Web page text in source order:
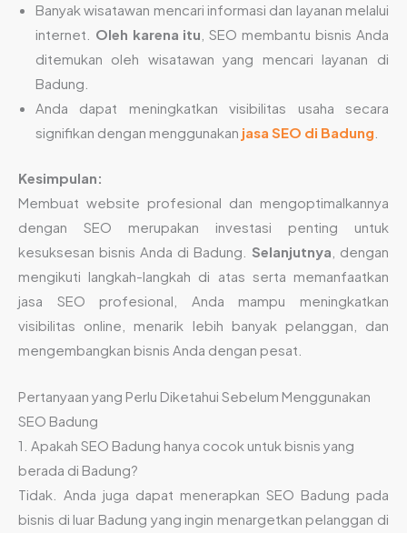
Banyak wisatawan mencari informasi dan layanan melalui
internet. Oleh karena itu , SEO membantu bisnis Anda
ditemukan oleh wisatawan yang mencari layanan di
Badung.
Anda dapat meningkatkan visibilitas usaha secara
signifikan dengan menggunakan jasa SEO di Badung
Kesimpulan:
Membuat website profesional dan mengoptimalkannya
dengan SEO merupakan investasi penting untuk
kesuksesan bisnis Anda di Badung. Selanjutnya , dengan
mengikuti langkah-langkah di atas serta memanfaatkan
jasa SEO profesional, Anda mampu meningkatkan
visibilitas online, menarik lebih banyak pelanggan, dan
mengembangkan bisnis Anda dengan pesat.
Pertanyaan yang Perlu Diketahui Sebelum Menggunakan
SEO Badung
1. Apakah SEO Badung hanya cocok untuk bisnis yang
berada di Badung?
Tidak. Anda juga dapat menerapkan SEO Badung pada
bisnis di luar Badung yang ingin menargetkan pelanggan di